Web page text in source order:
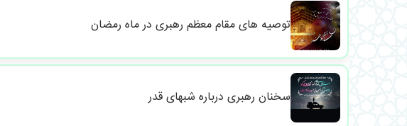
توصیه های مقام معظم رهبری در ماه رمضان
سخنان رهبری درباره شبهای قدر